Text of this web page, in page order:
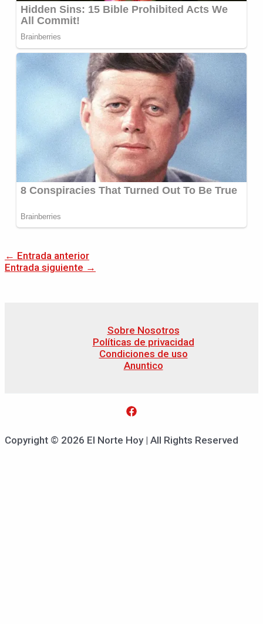
← Entrada anterior
Entrada siguiente →
Sobre Nosotros
Políticas de privacidad
Condiciones de uso
Anuntico
Copyright © 2026 El Norte Hoy | All Rights Reserved